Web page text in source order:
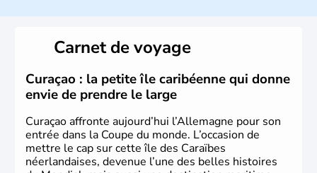
lesquelles bénéficient d'une grande autonomie. Le pays
peut se targuer de grands noms qu'il a vu naître dans tous
les domaines, des arts à la politique en passant par la
philosophie. Hertz, Gutenberg, Heidegger, Thomas Mann,
Herman Hesse ou bien Hegel en font partie.
Carnet de voyage
Curaçao : la petite île caribéenne qui donne
envie de prendre le large
Curaçao affronte aujourd’hui l’Allemagne pour son
entrée dans la Coupe du monde. L’occasion de
mettre le cap sur cette île des Caraïbes
néerlandaises, devenue l’une des belles histoires